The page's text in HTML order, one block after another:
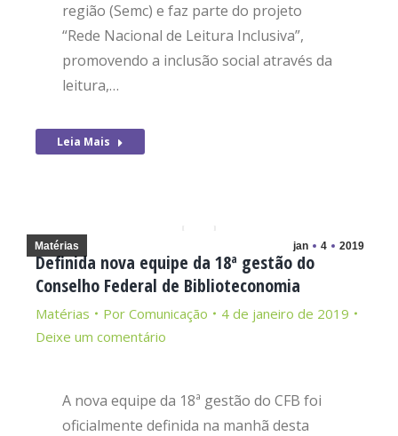
região (Semc) e faz parte do projeto
“Rede Nacional de Leitura Inclusiva”,
promovendo a inclusão social através da
leitura,…
Leia Mais
jan 4 2019
Matérias
Definida nova equipe da 18ª gestão do
Conselho Federal de Biblioteconomia
Matérias Por Comunicação
4 de janeiro de 2019
Deixe um comentário
A nova equipe da 18ª gestão do CFB foi
oficialmente definida na manhã desta